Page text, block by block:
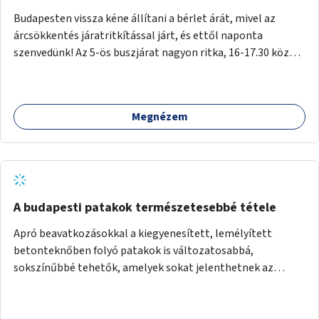
Budapesten vissza kéne állítani a bérlet árát, mivel az
árcsökkentés járatritkítással járt, és ettől naponta
szenvedünk! Az 5-ös buszjárat nagyon ritka, 16-17.30 között
kell utaznunk, gyerekkel együtt minden nap. Sokkal többet
érnénk vele, ha növelnék a bérlet árát és gyakorítanák a
megéreznénk.
Megnézem
A budapesti patakok természetesebbé tétele
Apró beavatkozásokkal a kiegyenesített, lemélyített
betonteknőben folyó patakok is változatosabbá,
sokszínűbbé tehetők, amelyek sokat jelenthetnek az